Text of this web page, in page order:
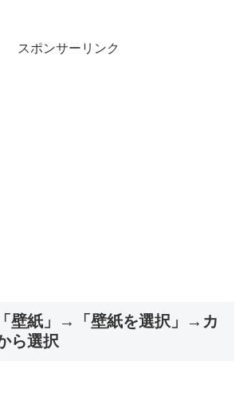
スポンサーリンク
壁紙」→「壁紙を選択」→カ
ら選択